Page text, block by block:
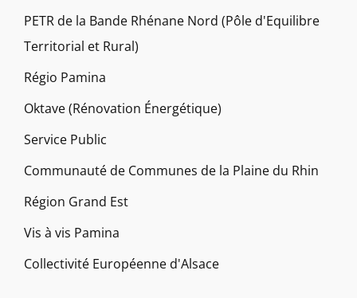
PETR de la Bande Rhénane Nord (Pôle d'Equilibre
Territorial et Rural)
Régio Pamina
Oktave (Rénovation Énergétique)
Service Public
Communauté de Communes de la Plaine du Rhin
Région Grand Est
Vis à vis Pamina
Collectivité Européenne d'Alsace